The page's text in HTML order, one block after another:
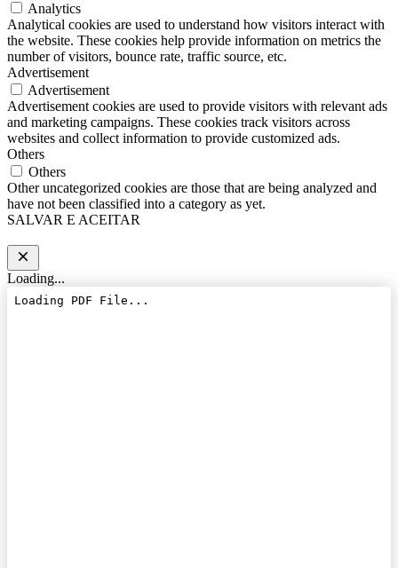
Analytics
Analytical cookies are used to understand how visitors interact with
the website. These cookies help provide information on metrics the
number of visitors, bounce rate, traffic source, etc.
Advertisement
Advertisement
Advertisement cookies are used to provide visitors with relevant ads
and marketing campaigns. These cookies track visitors across
websites and collect information to provide customized ads.
Others
Others
Other uncategorized cookies are those that are being analyzed and
have not been classified into a category as yet.
SALVAR E ACEITAR
Loading...